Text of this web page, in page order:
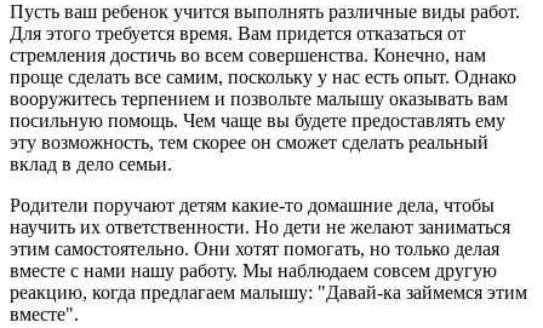
Пусть ваш ребенок учится выполнять различные виды работ.
Для этого требуется время. Вам придется отказаться от
стремления достичь во всем совершенства. Конечно, нам
проще сделать все самим, поскольку у нас есть опыт. Однако
вооружитесь терпением и позвольте малышу оказывать вам
посильную помощь. Чем чаще вы будете предоставлять ему
эту возможность, тем скорее он сможет сделать реальный
вклад в дело семьи.
Родители поручают детям какие-то домашние дела, чтобы
научить их ответственности. Но дети не желают заниматься
этим самостоятельно. Они хотят помогать, но только делая
вместе с нами нашу работу. Мы наблюдаем совсем другую
реакцию, когда предлагаем малышу: "Давай-ка займемся этим
вместе".